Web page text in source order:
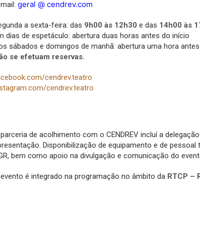
geral @ cendrev.com
a sexta-feira: das 9h00 às 12h30 e das 14h00 às
dias de espetáculo: abertura duas horas antes do início
sábados e domingos de manhã: abertura uma hora
se efetuam reservas.
cendrev.teatro
cendrev.teatro
de acolhimento com o CENDREV incluí a
Disponibilização de equipamento e de
bem como apoio na divulgação e comunicação do
é integrado na programação no âmbito da RTCP –